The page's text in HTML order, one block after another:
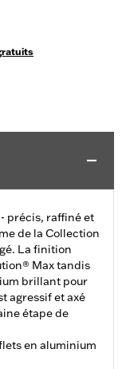
précis, raffiné et
de la Collection
La finition
Max tandis
brillant pour
agressif et axé
étape de
en aluminium